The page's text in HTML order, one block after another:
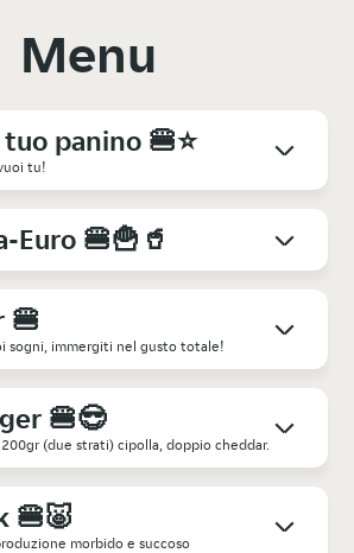
Menu
panino 🍔⭐
tu!
Euro 🍔🍟🥤
🍔
sogni, immergiti nel gusto totale!
🍔😎
Smash-burger manzo 200gr (due strati) cipolla, doppio cheddar.
🍔🐷
morbido e succoso